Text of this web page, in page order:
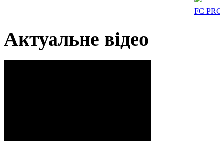
FC
Актуальне відео